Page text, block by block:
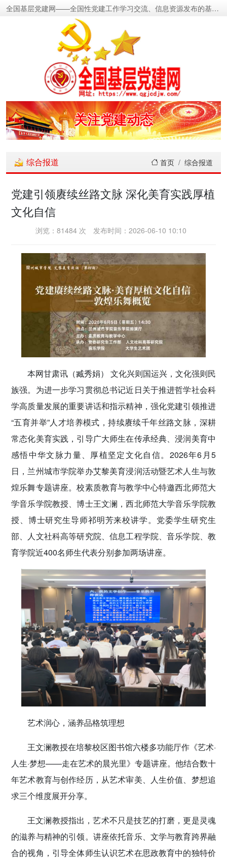
全国基层党建网——全国性党建工作学习交流、信息资源发布的基层党建新闻门户网
密切党群关系
传递党的声音
关注党建动态
传递党的声音
综合报道 首页 综合报道
党建引领赓续丝路文脉 深化美育实践厚植
文化自信
浏览：81484 次 发布时间：2026-06-10 10:10
本网甘肃讯（臧秀娟） 文化兴则国运兴，文化强则民
族强。为进一步学习贯彻总书记近日关于推进哲学社会科
学高质量发展的重要讲话和指示精神，强化党建引领推进
“五育并举”人才培养模式，持续赓续千年丝路文脉，深耕
常态化美育实践，引导广大师生在传承经典、浸润美育中
感悟中华文脉力量、厚植坚定文化自信。2026年6月5
日，兰州城市学院举办艾黎美育浸润活动暨艺术人生与敦
煌乐舞专题讲座。校素质教育与教学中心特邀西北师范大
学音乐学院教授、博士王文澜，西北师范大学音乐学院教
授、博士研究生导师祁明芳来校讲学。党委学生研究生
部、人文社科高等研究院、信息工程学院、音乐学院、教
育学院近400名师生代表分别参加两场讲座。
艺术润心，涵养品格筑理想
王文澜教授在培黎校区图书馆六楼多功能厅作《艺术·
人生·梦想——走在艺术的晨光里》专题讲座。他结合数十
年艺术教育与创作经历，从艺术审美、人生价值、梦想追
求三个维度展开分享。
王文澜教授指出，艺术不只是技艺的打磨，更是灵魂
的滋养与精神的引领。讲座依托音乐、文学与教育跨界融
合的视角，引导全体师生认识艺术在思政教育中的独特价